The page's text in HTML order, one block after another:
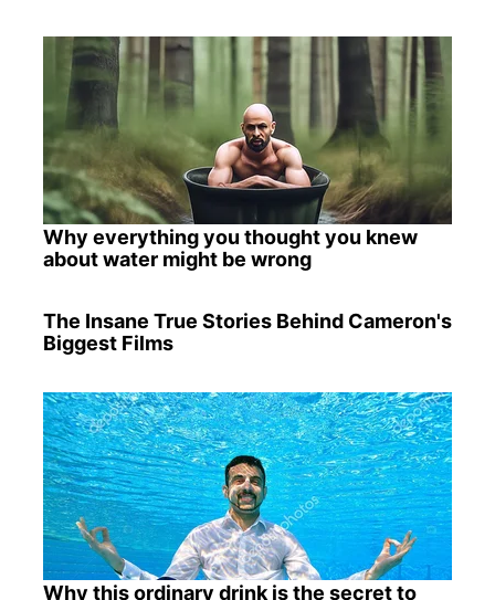
Why everything you thought you knew
about water might be wrong
The Insane True Stories Behind Cameron's
Biggest Films
Why this ordinary drink is the secret to